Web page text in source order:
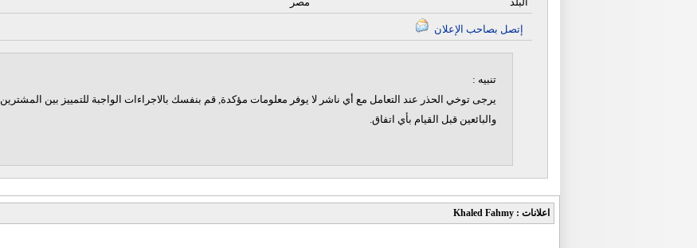
تنبيه :
يرجى توخي الحذر عند التعامل مع أي ناشر لا يوفر معلومات مؤكدة, قم بنفسك بالاجراءات الواجبة للتمييز بين المشترين
والبائعين قبل القيام بأي اتفاق.
اعلانات : Khaled Fahmy